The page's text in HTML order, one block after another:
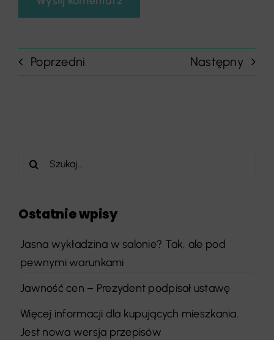
Poprzedni Następny
Szukaj
Ostatnie wpisy
Jasna wykładzina w salonie? Tak, ale pod
pewnymi warunkami
Jawność cen – Prezydent podpisał ustawę
Więcej informacji dla kupujących mieszkania.
Jest nowa wersja przepisów